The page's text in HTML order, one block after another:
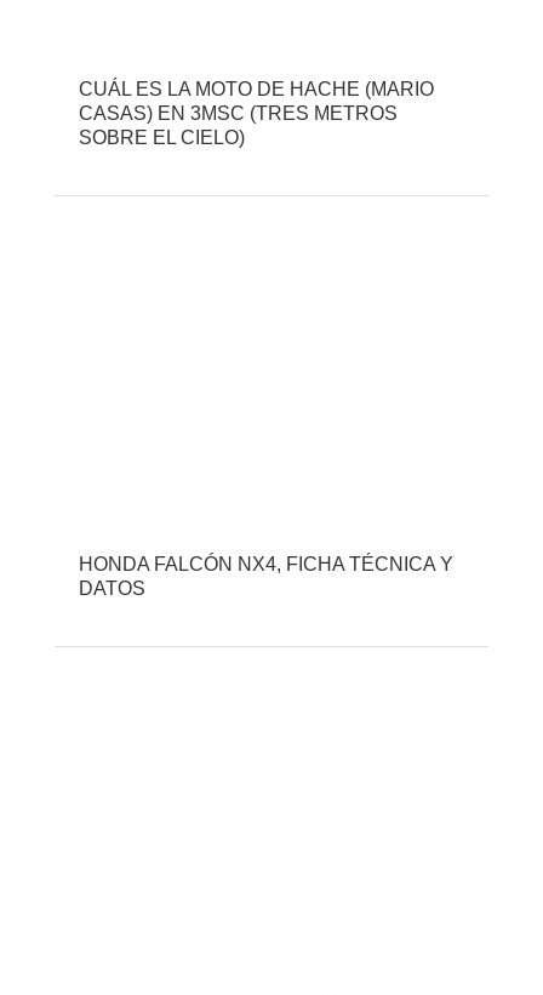
CUÁL ES LA MOTO DE HACHE (MARIO
CASAS) EN 3MSC (TRES METROS
SOBRE EL CIELO)
HONDA FALCÓN NX4, FICHA TÉCNICA Y
DATOS